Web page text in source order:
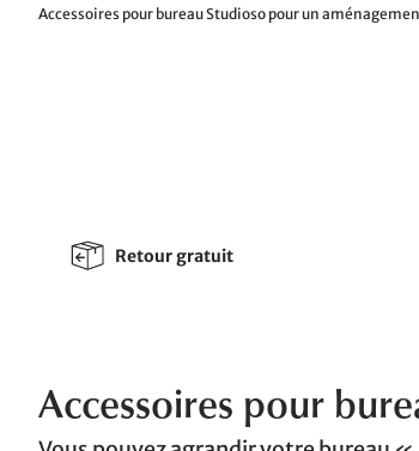
Accessoires pour bureau Studioso pour un
Retour gratuit
Accessoires pour